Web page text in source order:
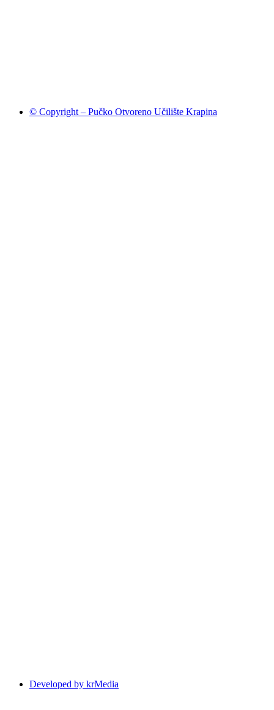
© Copyright – Pučko Otvoreno Učilište Krapina
Developed by krMedia